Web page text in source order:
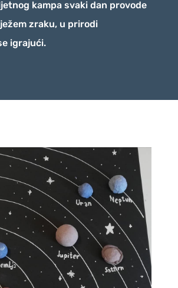
kampa svaki dan provode
zraku, u prirodi
igrajući.